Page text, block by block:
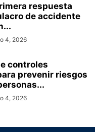
respuesta
de accidente
4, 2026
controles
prevenir riesgos
4, 2026